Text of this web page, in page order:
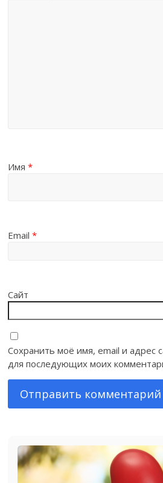
Имя*
Email*
Сайт
Сохранить моё имя, email и адрес
для последующих моих